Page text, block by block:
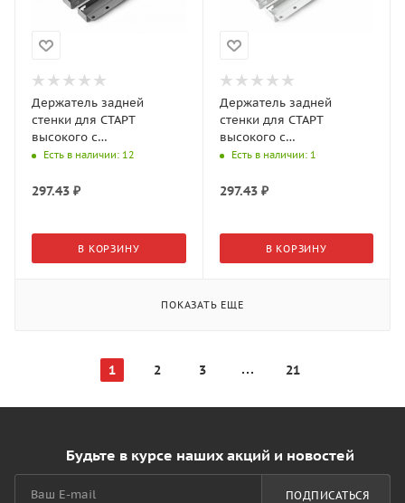
Держатель задней
стенки для СТАРТ
высокого с
традиционными
Есть в наличии: 12
297.43 ₽
В КОРЗИНУ
Держатель задней
стенки для СТАРТ
высокого с
традиционными
Есть в наличии: 1
297.43₽
В КОРЗИНУ
ПОКАЗАТЬ ЕЩЕ
1 2 3 21
Будьте в курсе наших акций и новостей
ПОДПИСАТЬСЯ